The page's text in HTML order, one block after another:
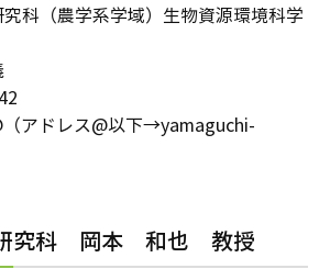
科（農学系学域）生物資源環境科学
アドレス@以下→yamaguchi-
研究科 岡本 和也 教授